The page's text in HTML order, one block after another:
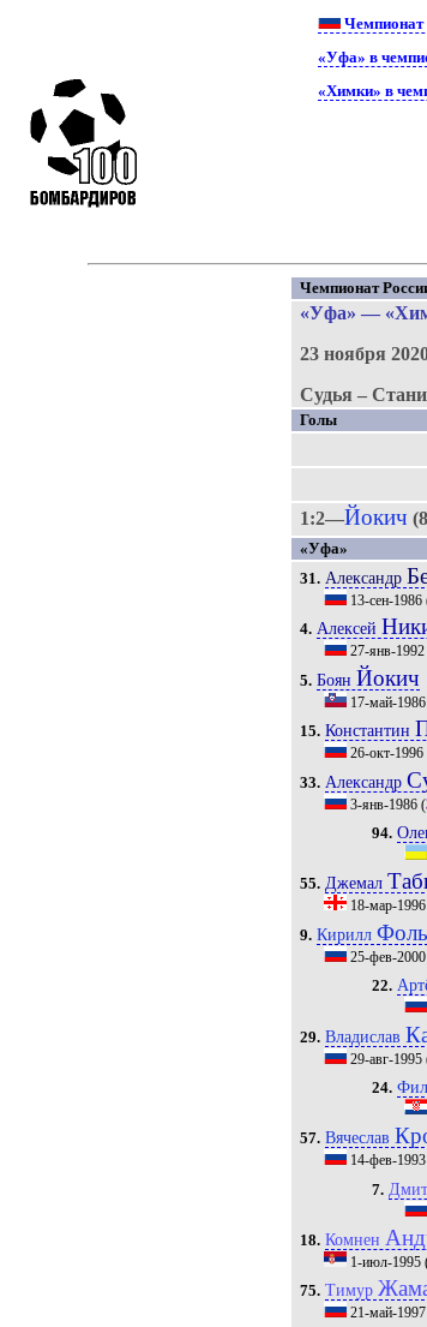
Чемпионат
«Уфа» в
«Химки» в
Чемпионат
«Уфа» —
23 ноября
Судья –
Голы
1:2—Йокич
«Уфа»
31. Александр
13-сен-1986
4. Алексей
27-янв-1992
5. Боян Йокич
17-май-1986
15. Константин
26-окт-1996
33. Александр
3-янв-1986 (
94.
55. Джемал
18-мар-1996
9. Кирилл
25-фев-2000
22.
29. Владислав
29-авг-1995
24.
57. Вячеслав
14-фев-1993
7.
18. Комнен
1-июл-1995
75. Тимур
21-май-1997